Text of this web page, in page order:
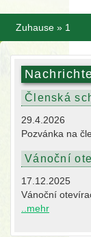
Zuhause » 1
Členská
29.4.2026
Pozvánka na
Vánoční
17.12.2025
Vánoční
..mehr